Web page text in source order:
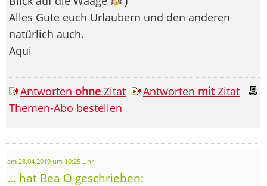
Alles Gute euch Urlaubern und den anderen
natürlich auch.
Aqui
Antworten ohne Zitat Antworten mitZitat
Themen-Abo bestellen
am 28.04.2019 um 10:25 Uhr
... hat Bea O geschrieben: